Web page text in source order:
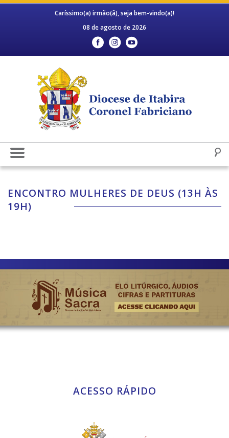
Caríssimo(a) irmão(ã), seja bem-vindo(a)!
08 de agosto de 2026
ENCONTRO MULHERES DE DEUS (13H ÀS
19H)
ACESSO RÁPIDO